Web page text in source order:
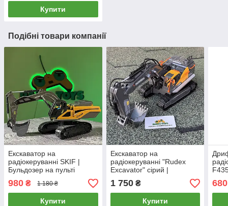
Купити
Подібні товари компанії
Екскаватор на
радіокеруванні SKIF |
Бульдозер на пульті
управління | Екскаватор
на радіоуправлінні
980 ₴ 1 180 ₴
Купити
Екскаватор на
радіокеруванні "Rudex
Excavator" сірий |
Бульдозер на пульті
управління | Екскаватор
на радіоуправлінні
1 750₴
Купити
680